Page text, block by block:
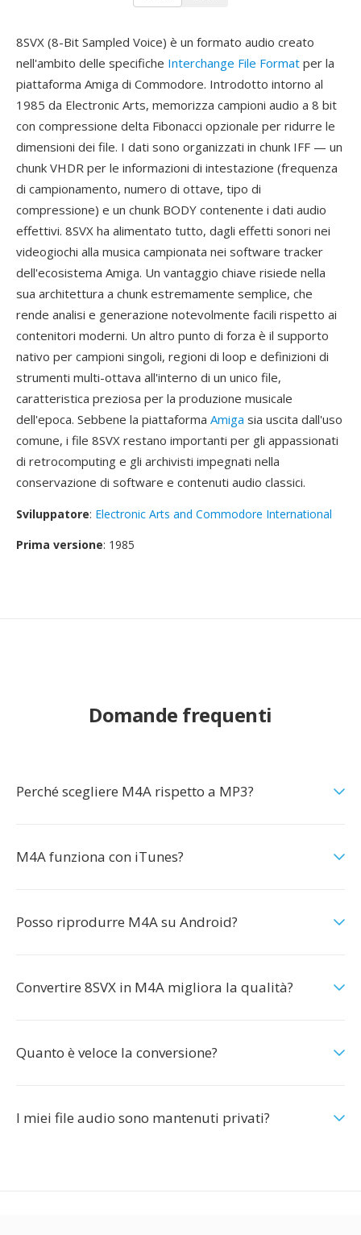
8SVX (8-Bit Sampled Voice) è un formato audio creato
nell'ambito delle specifiche Interchange File Format per la
piattaforma Amiga di Commodore. Introdotto intorno al
1985 da Electronic Arts, memorizza campioni audio a 8 bit
con compressione delta Fibonacci opzionale per ridurre le
dimensioni dei file. I dati sono organizzati in chunk IFF — un
chunk VHDR per le informazioni di intestazione (frequenza
di campionamento, numero di ottave, tipo di
compressione) e un chunk BODY contenente i dati audio
effettivi. 8SVX ha alimentato tutto, dagli effetti sonori nei
videogiochi alla musica campionata nei software tracker
dell'ecosistema Amiga. Un vantaggio chiave risiede nella
sua architettura a chunk estremamente semplice, che
rende analisi e generazione notevolmente facili rispetto ai
contenitori moderni. Un altro punto di forza è il supporto
nativo per campioni singoli, regioni di loop e definizioni di
strumenti multi-ottava all'interno di un unico file,
caratteristica preziosa per la produzione musicale
dell'epoca. Sebbene la piattaforma Amiga sia uscita dall'uso
comune, i file 8SVX restano importanti per gli appassionati
di retrocomputing e gli archivisti impegnati nella
conservazione di software e contenuti audio classici.
Sviluppatore: Electronic Arts and Commodore International
Prima versione: 1985
Domande frequenti
Perché scegliere M4A rispetto a MP3?
M4A funziona con iTunes?
Posso riprodurre M4A su Android?
Convertire 8SVX in M4A migliora la qualità?
Quanto è veloce la conversione?
I miei file audio sono mantenuti privati?